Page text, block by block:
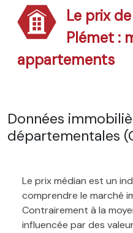
Le prix
Plémet :
appartements
Données
départementales
Le prix médian est un
comprendre le marché
Contrairement à la
influencée par des